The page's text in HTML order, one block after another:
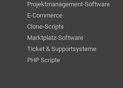
Projektmanagement-Software
E-Commerce
Clone-Scripts
Marktplatz-Software
Ticket & Supportsysteme
PHP Scripte